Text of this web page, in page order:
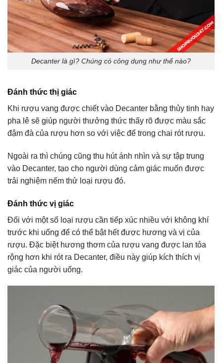
Decanter là gì? Chúng có công dụng như thế nào?
Đánh thức thị giác
Khi rượu vang được chiết vào Decanter bằng thủy tinh hay
pha lê sẽ giúp người thưởng thức thấy rõ được màu sắc
đậm đà của rượu hơn so với việc để trong chai rót rượu.
Ngoài ra thì chúng cũng thu hút ánh nhìn và sự tập trung
vào Decanter, tạo cho người dùng cảm giác muốn được
trải nghiệm nếm thử loại rượu đó.
Đánh thức vị giác
Đối với một số loại rượu cần tiếp xúc nhiều với không khí
trước khi uống để có thể bật hết được hương và vị của
rượu. Đặc biệt hương thơm của rượu vang được lan tỏa
rộng hơn khi rót ra Decanter, điều này giúp kích thích vị
giác của người uống.